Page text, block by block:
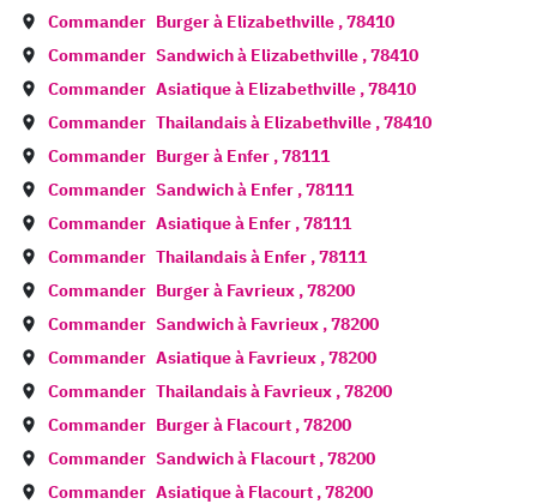
Commander Burger à Elizabethville ,78410
Commander Sandwich à Elizabethville ,78410
Commander Asiatique à Elizabethville ,78410
Commander Thailandais à Elizabethville ,78410
Commander Burger à Enfer ,78111
Commander Sandwich à Enfer ,78111
Commander Asiatique à Enfer ,78111
Commander Thailandais à Enfer ,78111
Commander Burger à Favrieux ,78200
Commander Sandwich à Favrieux ,78200
Commander Asiatique à Favrieux ,78200
Commander Thailandais à Favrieux ,78200
Commander Burger à Flacourt ,78200
Commander Sandwich à Flacourt ,78200
Commander Asiatique à Flacourt ,78200